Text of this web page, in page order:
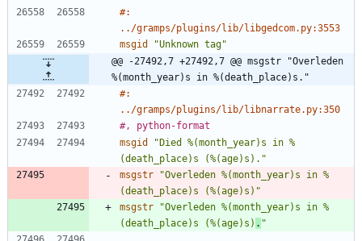
#:
../gramps/plugins/lib/libgedcom.py:3553
msgid
"Unknown tag"
@@ -27492,7 +27492,7 @@ msgstr "Overleden
%(month_year)s in %(death_place)s."
#:
../gramps/plugins/lib/libnarrate.py:350
#, python-format
msgid
"Died %(month_year)s in %
(death_place)s (%(age)s)."
msgstr
"Overleden %(month_year)s in %
(death_place)s (%(age)s)"
msgstr
"Overleden %(month_year)s in %
(death_place)s (%(age)s) . "